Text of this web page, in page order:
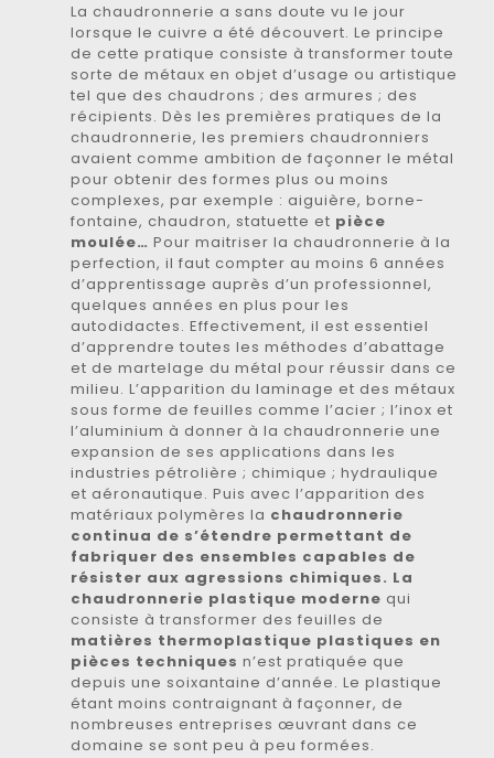
La chaudronnerie a sans doute vu le jour
lorsque le cuivre a été découvert. Le principe
de cette pratique consiste à transformer toute
sorte de métaux en objet d’usage ou artistique
tel que des chaudrons ; des armures ; des
récipients. Dès les premières pratiques de la
chaudronnerie, les premiers chaudronniers
avaient comme ambition de façonner le métal
pour obtenir des formes plus ou moins
complexes, par exemple : aiguière, borne-
fontaine, chaudron, statuette et pièce
moulée… Pour maitriser la chaudronnerie à la
perfection, il faut compter au moins 6 années
d’apprentissage auprès d’un professionnel,
quelques années en plus pour les
autodidactes. Effectivement, il est essentiel
d’apprendre toutes les méthodes d’abattage
et de martelage du métal pour réussir dans ce
milieu. L’apparition du laminage et des métaux
sous forme de feuilles comme l’acier ; l’inox et
l’aluminium à donner à la chaudronnerie une
expansion de ses applications dans les
industries pétrolière ; chimique ; hydraulique
et aéronautique. Puis avec l’apparition des
matériaux polymères la chaudronnerie
continua de s’étendre permettant de
fabriquer des ensembles capables de
résister aux agressions chimiques. La
chaudronnerie plastique moderne qui
consiste à transformer des feuilles de
matières thermoplastique plastiques en
pièces techniques n’est pratiquée que
depuis une soixantaine d’année. Le plastique
étant moins contraignant à façonner, de
nombreuses entreprises œuvrant dans ce
domaine se sont peu à peu formées.